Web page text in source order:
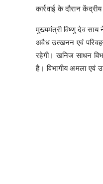
कार्रवाई के दौरान
मुख्यमंत्री विष्णु देव
अवैध उत्खनन एवं परिवहन
रहेगी। खनिज साधन
है। विभागीय अमला एवं